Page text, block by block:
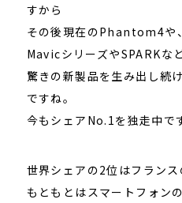
すから
その後現在のPhantom4や
MavicシリーズやSPARKな
驚きの新製品を生み出し続
ですね。
今もシェアNo.1を独走中で
世界シェアの2位はフラン
もともとはスマートフォン